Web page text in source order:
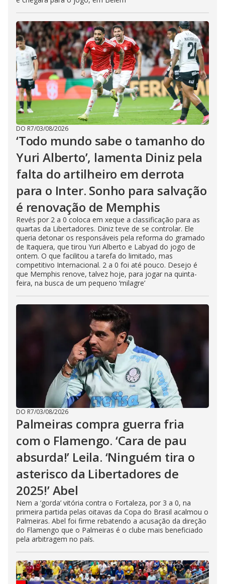
DO R7/03/08/2026
‘Todo mundo sabe o tamanho do
Yuri Alberto’, lamenta Diniz pela
falta do artilheiro em derrota
para o Inter. Sonho para salvação
é renovação de Memphis
Revés por 2 a 0 coloca em xeque a classificação para as
quartas da Libertadores. Diniz teve de se controlar. Ele
queria detonar os responsáveis pela reforma do gramado
de Itaquera, que tirou Yuri Alberto e Labyad do jogo de
ontem. O que facilitou a tarefa do limitado, mas
competitivo Internacional. 2 a 0 foi até pouco. Desejo é
que Memphis renove, talvez hoje, para jogar na quinta-
feira, na busca de um pequeno ‘milagre’
DO R7/03/08/2026
Palmeiras compra guerra fria
com o Flamengo. ‘Cara de pau
absurda!’ Leila. ‘Ninguém tira o
asterisco da Libertadores de
2025!’ Abel
Nem a ‘gorda’ vitória contra o Fortaleza, por 3 a 0, na
primeira partida pelas oitavas da Copa do Brasil acalmou o
Palmeiras. Abel foi firme rebatendo a acusação da direção
do Flamengo que o Palmeiras é o clube mais beneficiado
pela arbitragem no país.